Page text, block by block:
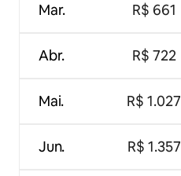
Mar.
Abr.
Mai.
Jun.
R$ 661
R$ 722
R$ 1.027
R$ 1.357